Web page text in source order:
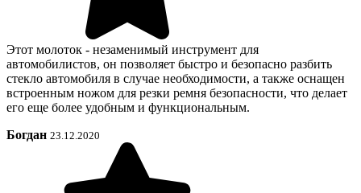
Этот молоток - незаменимый инструмент для
автомобилистов, он позволяет быстро и безопасно разбить
стекло автомобиля в случае необходимости, а также оснащен
встроенным ножом для резки ремня безопасности, что делает
его еще более удобным и функциональным.
Богдан 23.12.2020